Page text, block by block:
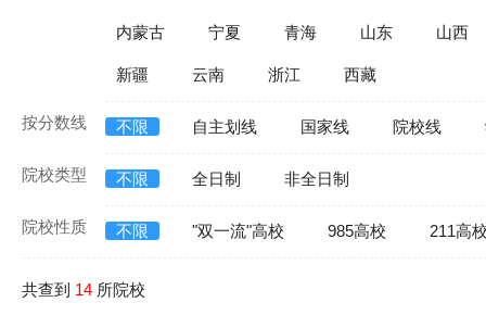
内蒙古 宁夏 青海 山东 山西
新疆 云南 浙江 西藏
按分数线 不限 自主划线 国家线 院校线
院校类型 不限 全日制 非全日制
院校性质 不限 "双一流"高校 985高校 211高
共查到 14 所院校